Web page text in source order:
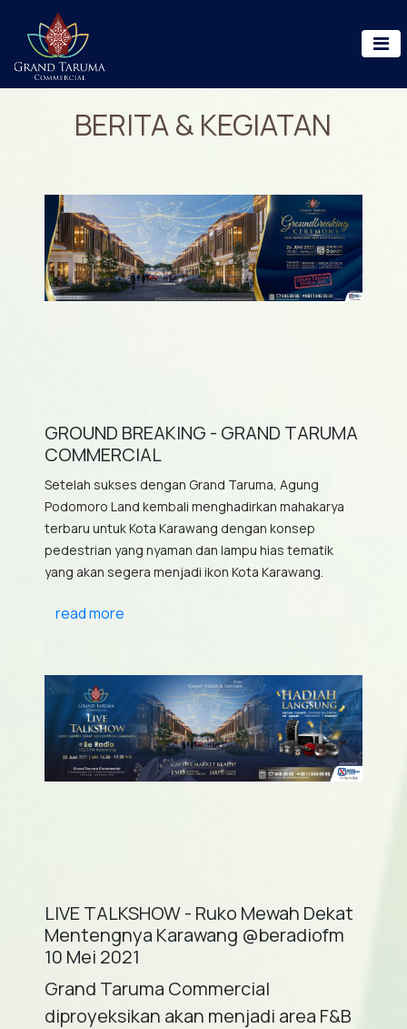
BERITA & KEGIATAN
GROUND BREAKING - GRAND TARUMA
COMMERCIAL
Setelah sukses dengan Grand Taruma, Agung
Podomoro Land kembali menghadirkan mahakarya
terbaru untuk Kota Karawang dengan konsep
pedestrian yang nyaman dan lampu hias tematik
yang akan segera menjadi ikon Kota Karawang.
read more
LIVE TALKSHOW - Ruko Mewah Dekat
Mentengnya Karawang @beradiofm
10 Mei 2021
Grand Taruma Commercial
diproyeksikan akan menjadi area F&B